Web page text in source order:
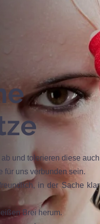
und tolerieren diese auch
für uns verbunden sein.
in der Sache klar
Brei herum.